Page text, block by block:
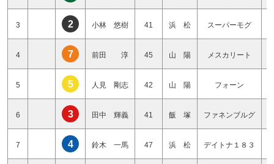
3 2 小林 悠樹 41 浜 松 スーパーモグ
4 7 前田 淳 45 山 陽 メスカリート
5 5 人見 剛志 42 山 陽 フォーン
6 3 田中 輝義 41 飯 塚 ファネンブルグ
7 4 鈴木 一馬 47 浜 松 デイトナ１８３